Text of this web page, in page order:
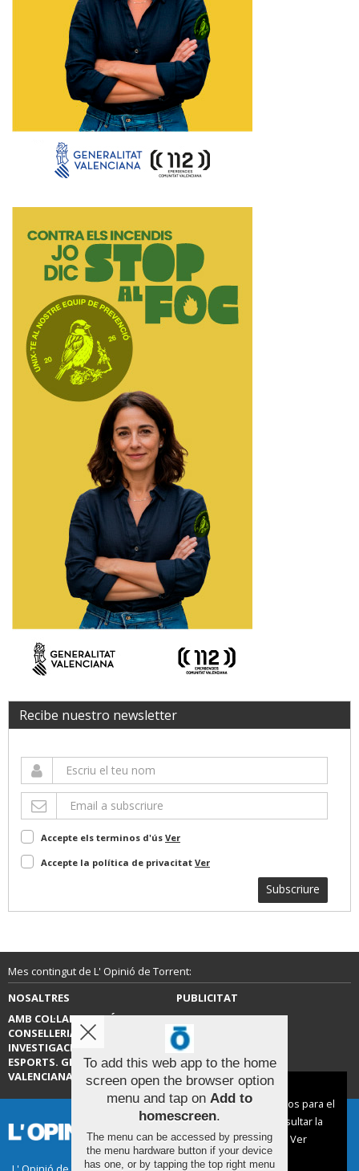
Recibe nuestro newsletter
Accepte els terminos d'ús Ver
Accepte la política de privacitat Ver
Subscriure
Mes contingut de L' Opinió de Torrent:
NOSALTRES
PUBLICITAT
AMB COL·LABORACIÓ DE LA
CONSELLERIA D’EDUCACIÓ,
INVESTIGACIÓ, CULTURA I
ESPORTS. GENERALITAT
VALENCIANA.
CONTACTE
To add this web app to the home
screen open the browser option
menu and tap on Add to
homescreen.
The menu can be accessed by pressing
the menu hardware button if your device
has one, or by tapping the top right menu
Aviso sobre el Uso de cookies:
Utilizamos cookies nuestras y de terceros para el
funcionamiento del digital. Puedes consultar la
lista de cookies y como desconectarlas.
Ver
nuestra Política de Privacidad y Cookies